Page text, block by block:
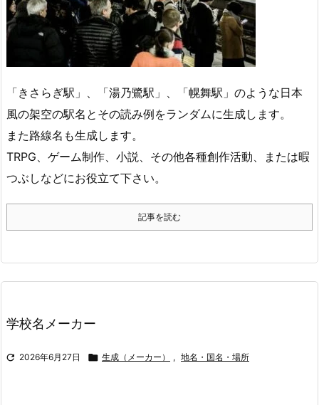
「きさらぎ駅」、「湯乃鷺駅」、「幌舞駅」のような日本
風の架空の駅名とその読み例をランダムに生成します。
また路線名も生成します。
TRPG、ゲーム制作、小説、その他各種創作活動、または暇
つぶしなどにお役立て下さい。
記事を読む
学校名メーカー
 2026年6月27日  生成（メーカー） , 地名・国名・場所